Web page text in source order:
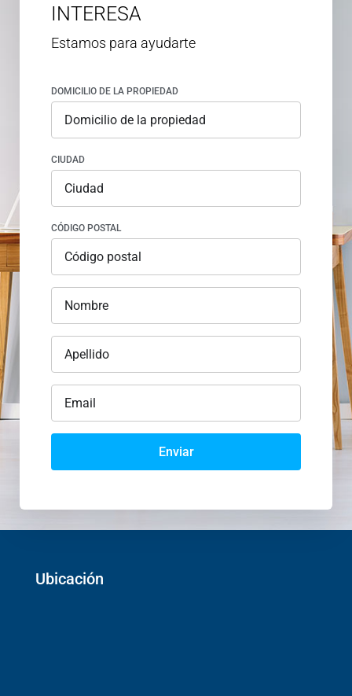
INTERESA
Estamos para ayudarte
DOMICILIO DE LA PROPIEDAD
CIUDAD
CÓDIGO POSTAL
Enviar
Ubicación